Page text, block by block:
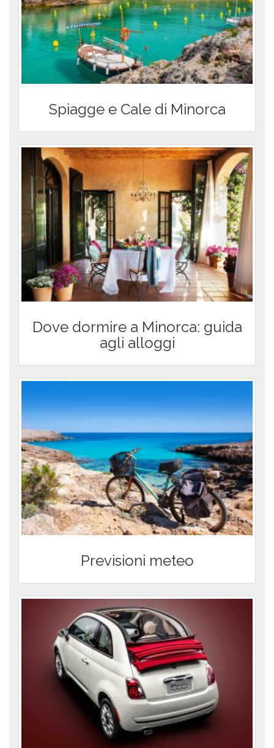
col nostro codice di
sconto MTH
Noleggia subito
Pubblicatogiovedì 27 Gen 2022inNews Brevi da
Minorca
Condividi
Potrebbe interessarti anche
...
Spiagge e Cale di Minorca
Dove dormire a Minorca: guida
agli alloggi